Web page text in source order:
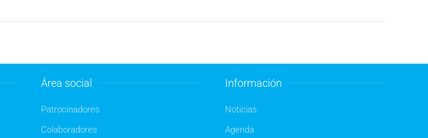
Área social
Patrocinadores
Colaboradores
Información
Noticias
Agenda